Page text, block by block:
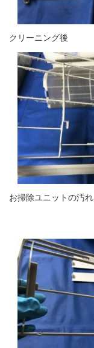
クリーニング後
お掃除ユニットの汚れ